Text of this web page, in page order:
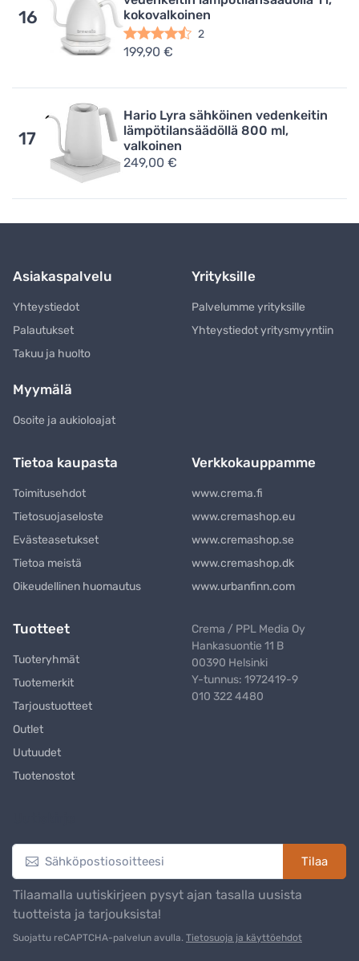
16
kokovalkoinen
2
199,90 €
17
Hario Lyra sähköinen vedenkeitin
lämpötilansäädöllä 800 ml,
valkoinen
249,00 €
Asiakaspalvelu
Yhteystiedot
Palautukset
Takuu ja huolto
Yrityksille
Palvelumme yrityksille
Yhteystiedot yritysmyyntiin
Myymälä
Osoite ja aukioloajat
Tietoa kaupasta
Toimitusehdot
Tietosuojaseloste
Evästeasetukset
Tietoa meistä
Oikeudellinen huomautus
Verkkokauppamme
www.crema.fi
www.cremashop.eu
www.cremashop.se
www.cremashop.dk
www.urbanfinn.com
Tuotteet
Tuoteryhmät
Tuotemerkit
Tarjoustuotteet
Outlet
Uutuudet
Tuotenostot
Crema / PPL Media Oy
Hankasuontie 11 B
00390 Helsinki
Y-tunnus: 1972419-9
010 322 4480
Tilaa
Tilaamalla uutiskirjeen pysyt ajan tasalla uusista
tuotteista ja tarjouksista!
Suojattu reCAPTCHA-palvelun avulla. Tietosuoja ja käyttöehdot